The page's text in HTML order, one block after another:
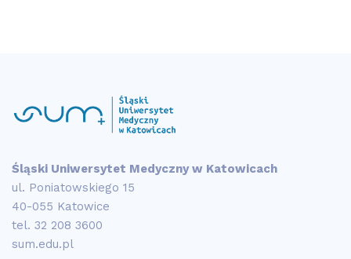
Śląski Uniwersytet Medyczny w Katowicach
ul. Poniatowskiego 15
40-055 Katowice
tel. 32 208 3600
sum.edu.pl